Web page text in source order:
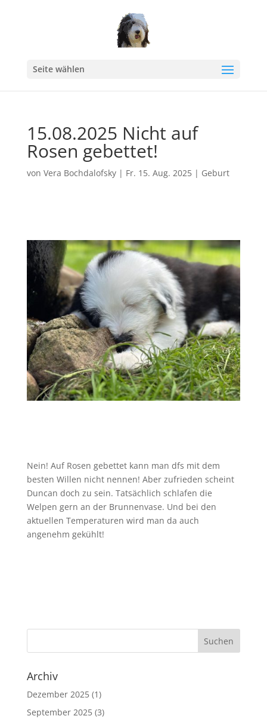
Seite wählen
15.08.2025 Nicht auf
Rosen gebettet!
von Vera Bochdalofsky| Fr. 15. Aug. 2025| Geburt
Nein! Auf Rosen gebettet kann man dfs mit dem
besten Willen nicht nennen! Aber zufrieden scheint
Duncan doch zu sein. Tatsächlich schlafen die
Welpen gern an der Brunnenvase. Und bei den
aktuellen Temperaturen wird man da auch
angenehm gekühlt!
Archiv
Dezember 2025(1)
September 2025(3)